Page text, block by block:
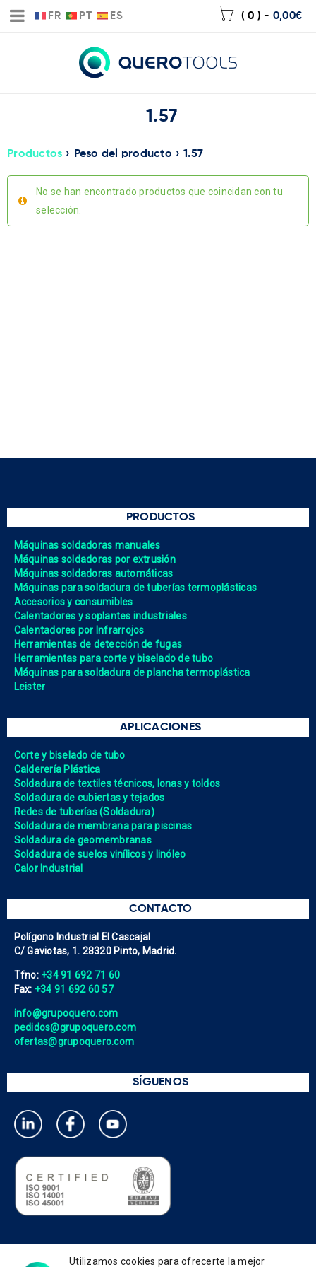
FR PT ES ( 0 ) - 0,00€
1.57
Productos › Peso del producto › 1.57
No se han encontrado productos que coincidan con tu
selección.
PRODUCTOS
Máquinas soldadoras manuales
Máquinas soldadoras por extrusión
Máquinas soldadoras automáticas
Máquinas para soldadura de tuberías termoplásticas
Accesorios y consumibles
Calentadores y soplantes industriales
Calentadores por Infrarrojos
Herramientas de detección de fugas
Herramientas para corte y biselado de tubo
Máquinas para soldadura de plancha termoplástica
Leister
APLICACIONES
Corte y biselado de tubo
Calderería Plástica
Soldadura de textiles técnicos, lonas y toldos
Soldadura de cubiertas y tejados
Redes de tuberías (Soldadura)
Soldadura de membrana para piscinas
Soldadura de geomembranas
Soldadura de suelos vinílicos y linóleo
Calor Industrial
CONTACTO
Polígono Industrial El Cascajal
C/ Gaviotas, 1. 28320 Pinto, Madrid.
Tfno: +34 91 692 71 60
Fax: +34 91 692 60 57
info@grupoquero.com
pedidos@grupoquero.com
ofertas@grupoquero.com
SÍGUENOS
Política de privacidad
Utilizamos cookies para ofrecerte la mejor